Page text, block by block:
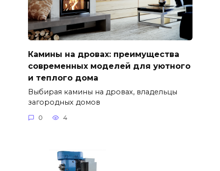
Камины на дровах: преимущества
современных моделей для уютного
и теплого дома
Выбирая камины на дровах, владельцы
загородных домов
0 4